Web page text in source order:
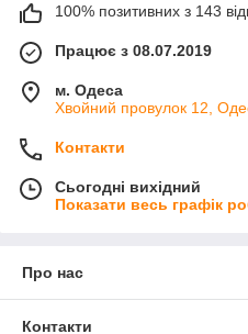
100% позитивних з 143
Працює з 08.07.2019
м. Одеса
Хвойний провулок 12,
Контакти
Сьогодні вихідний
Показати весь графік
Про нас
Контакти